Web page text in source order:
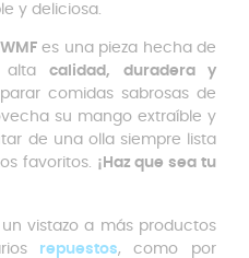
y deliciosa.
es una pieza hecha de
altacalidad, duradera y
comidas sabrosas de
su mango extraíble y
de una olla siempre lista
favoritos. ¡Haz que sea tu
vistazo a más productos
repuestos, como por